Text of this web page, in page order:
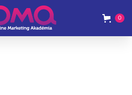
0